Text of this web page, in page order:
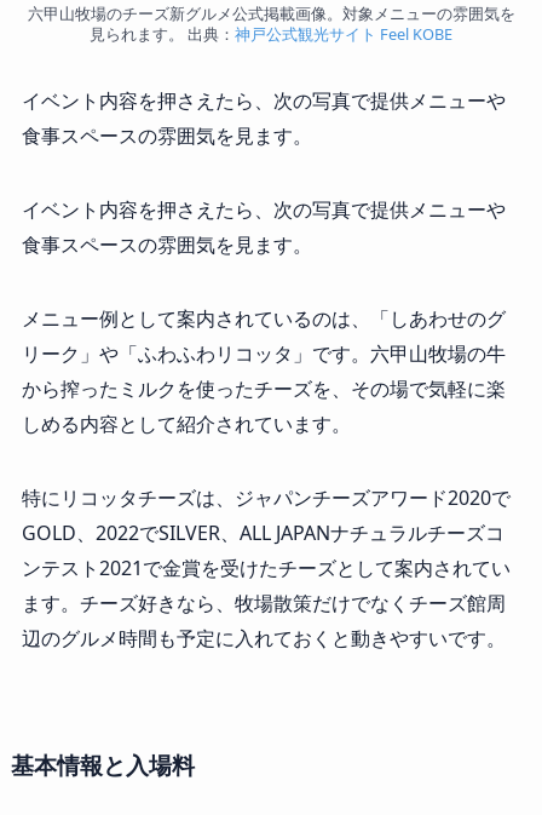
六甲山牧場のチーズ新グルメ公式掲載画像。対象メニューの雰囲気を
見られます。 出典： 神戸公式観光サイト Feel KOBE
イベント内容を押さえたら、次の写真で提供メニューや
食事スペースの雰囲気を見ます。
イベント内容を押さえたら、次の写真で提供メニューや
食事スペースの雰囲気を見ます。
メニュー例として案内されているのは、「しあわせのグ
リーク」や「ふわふわリコッタ」です。六甲山牧場の牛
から搾ったミルクを使ったチーズを、その場で気軽に楽
しめる内容として紹介されています。
特にリコッタチーズは、ジャパンチーズアワード2020で
GOLD、2022でSILVER、ALL JAPANナチュラルチーズコ
ンテスト2021で金賞を受けたチーズとして案内されてい
ます。チーズ好きなら、牧場散策だけでなくチーズ館周
辺のグルメ時間も予定に入れておくと動きやすいです。
基本情報と入場料